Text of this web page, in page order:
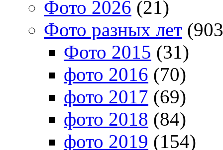
Фото 2026 (21)
Фото разных лет
Фото 2015 (31)
фото 2016 (70)
фото 2017 (69)
фото 2018 (84)
фото 2019 (154)